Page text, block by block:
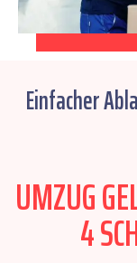
Einfacher
UMZUG
4